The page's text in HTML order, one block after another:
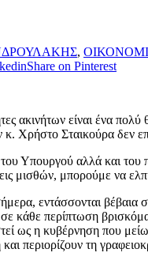
,
Share on Pinterest
είναι ένα πολύ
Σταικούρα δεν
Υπουργού αλλά και
μισθών, μπορούμε να
εντάσσονται βέβαια
κάθε περίπτωση
ως η κυβέρνηση που
περιορίζουν τη